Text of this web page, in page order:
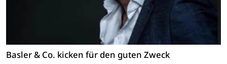
Basler & Co. kicken für den guten Zweck